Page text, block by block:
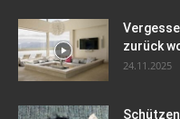
zurück
24.11.2025